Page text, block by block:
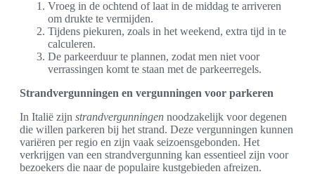
Vroeg in de ochtend of laat in de middag te arriveren
om drukte te vermijden.
Tijdens piekuren, zoals in het weekend, extra tijd in te
calculeren.
De parkeerduur te plannen, zodat men niet voor
verrassingen komt te staan met de parkeerregels.
Strandvergunningen en vergunningen voor parkeren
In Italië zijn strandvergunningen noodzakelijk voor degenen
die willen parkeren bij het strand. Deze vergunningen kunnen
variëren per regio en zijn vaak seizoensgebonden. Het
verkrijgen van een strandvergunning kan essentieel zijn voor
bezoekers die naar de populaire kustgebieden afreizen.